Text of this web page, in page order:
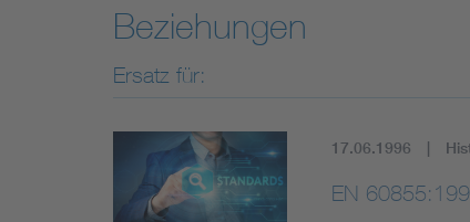
Smart Cities
Beziehungen
Ersatz für:
17.06.1996
EN